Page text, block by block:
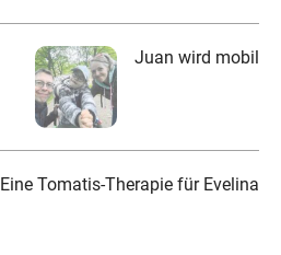
Juan wird mobil
Eine Tomatis-Therapie für Evelina